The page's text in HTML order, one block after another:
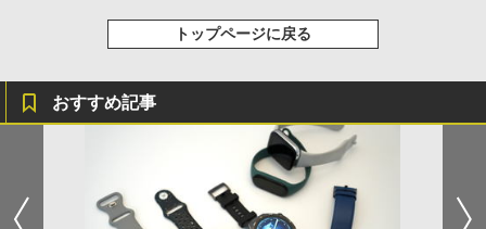
トップページに戻る
おすすめ記事